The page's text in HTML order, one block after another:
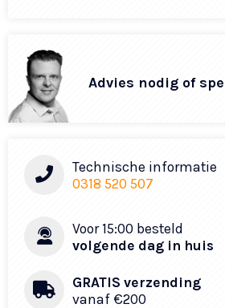
Advies nodig of
Technische informatie
0318 520 507
Voor 15:00 besteld
volgende dag in huis
GRATIS verzending
vanaf €200